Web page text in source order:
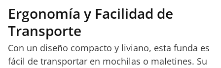
Ergonomía y Facilidad de
Transporte
Con un diseño compacto y liviano, esta funda es
fácil de transportar en mochilas o maletines. Su